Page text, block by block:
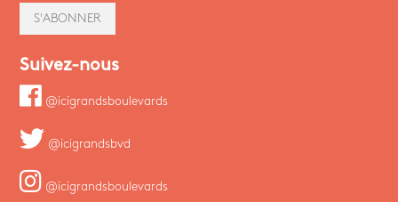
S'ABONNER
Suivez-nous
@icigrandsboulevards
@icigrandsbvd
@icigrandsboulevards